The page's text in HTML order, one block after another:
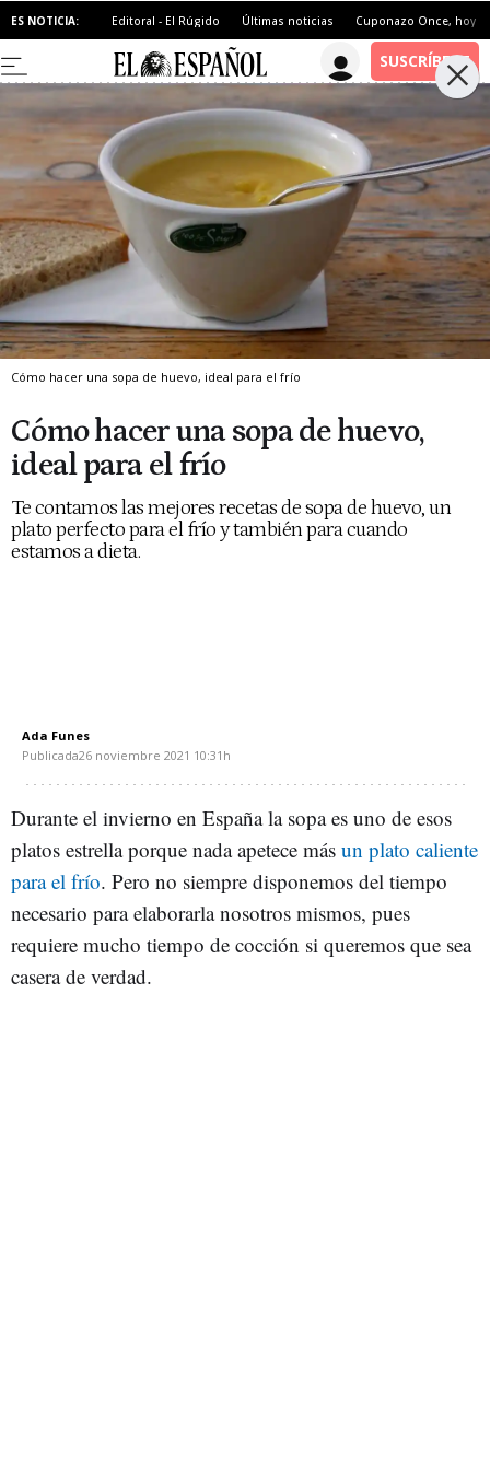
ES NOTICIA: Editoral - El Rúgido Últimas noticias Cuponazo Once, hoy
Cómo hacer una sopa de huevo, ideal para el frío
Cómo hacer una sopa de huevo,
ideal para el frío
Te contamos las mejores recetas de sopa de huevo, un
plato perfecto para el frío y también para cuando
estamos a dieta.
Ada Funes
Publicada26 noviembre 2021 10:31h
Durante el invierno en España la sopa es uno de esos
platos estrella porque nada apetece más un plato caliente
para el frío. Pero no siempre disponemos del tiempo
necesario para elaborarla nosotros mismos, pues
requiere mucho tiempo de cocción si queremos que sea
casera de verdad.